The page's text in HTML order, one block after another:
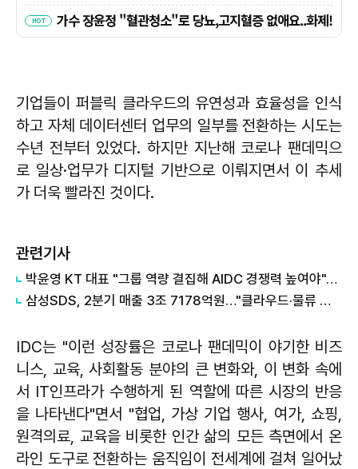
기업들이 퍼블릭 클라우드의 유연성과 효율성을 인식
하고 자체 데이터센터 업무의 일부를 전환하는 시도는
수년 전부터 있었다. 하지만 지난해 코로나 팬데믹으
로 일상·업무가 디지털 기반으로 이뤄지면서 이 추세
가 더욱 빨라진 것이다.
관련기사
박윤영 KT 대표 "그룹 역량 결집해 AIDC 경쟁력 높여야"…목동 KT클라우드 방문
삼성SDS, 2분기 매출 3조 7178억원…"클라우드·물류 성장 견인"
IDC는 "이런 성장률은 코로나 팬데믹이 야기한 비즈
니스, 교육, 사회활동 분야의 큰 변화와, 이 변화 속에
서 IT인프라가 수행하게 된 역할에 따른 시장의 반응
을 나타낸다"면서 "협업, 가상 기업 행사, 여가, 쇼핑,
원격의료, 교육을 비롯한 인간 삶의 모든 측면에서 온
라인 도구로 전환하는 움직임이 전세계에 걸쳐 일어났